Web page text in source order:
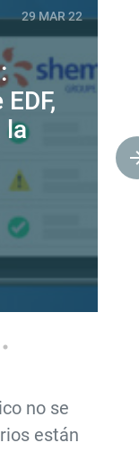
29 MAR 22
la
no se
están